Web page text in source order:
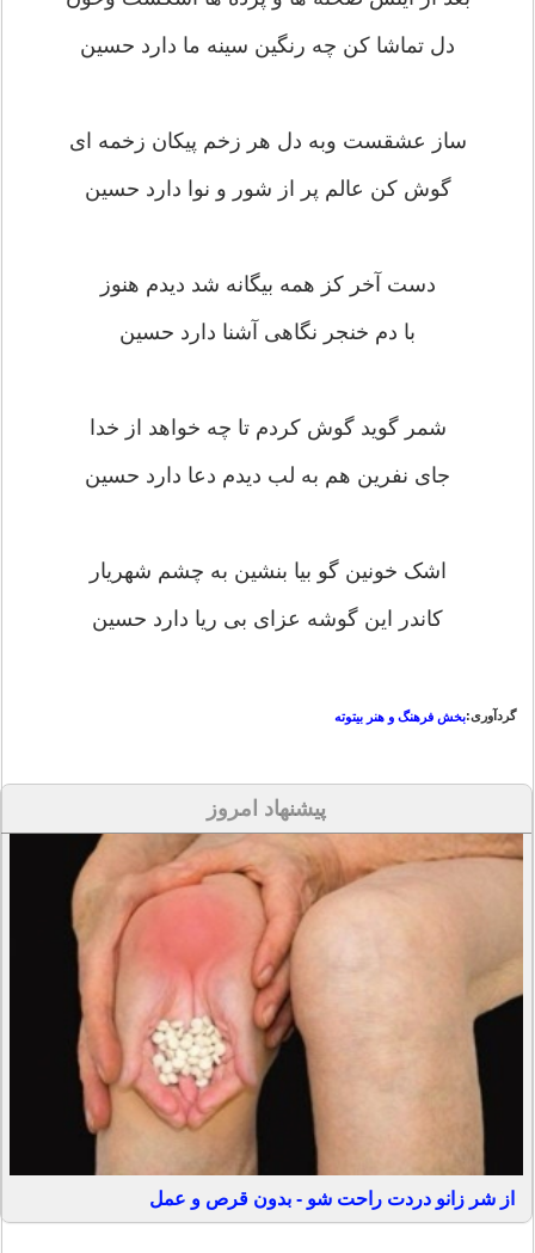
دل تماشا کن چه رنگین سینه ما دارد حسین
ساز عشقست وبه دل هر زخم پیکان زخمه ای
گوش کن عالم پر از شور و نوا دارد حسین
دست آخر کز همه بیگانه شد دیدم هنوز
با دم خنجر نگاهی آشنا دارد حسین
شمر گوید گوش کردم تا چه خواهد از خدا
جای نفرین هم به لب دیدم دعا دارد حسین
اشک خونین گو بیا بنشین به چشم شهریار
کاندر این گوشه عزای بی ریا دارد حسین
گردآوری:بخش فرهنگ و هنر بیتوته
پیشنهاد امروز
از شر زانو دردت راحت شو - بدون قرص و عمل